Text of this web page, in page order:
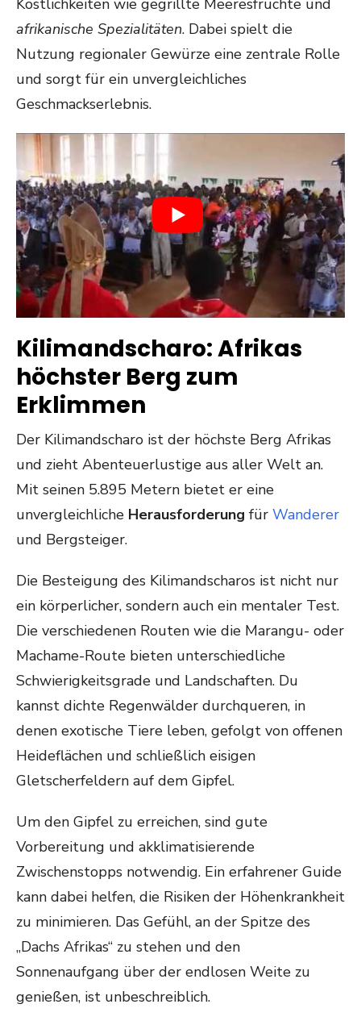
Köstlichkeiten wie gegrillte Meeresfrüchte und
afrikanische Spezialitäten. Dabei spielt die
Nutzung regionaler Gewürze eine zentrale Rolle
und sorgt für ein unvergleichliches
Geschmackserlebnis.
Kilimandscharo: Afrikas
höchster Berg zum
Erklimmen
Der Kilimandscharo ist der höchste Berg Afrikas
und zieht Abenteuerlustige aus aller Welt an.
Mit seinen 5.895 Metern bietet er eine
unvergleichliche Herausforderung für Wanderer
und Bergsteiger.
Die Besteigung des Kilimandscharos ist nicht nur
ein körperlicher, sondern auch ein mentaler Test.
Die verschiedenen Routen wie die Marangu- oder
Machame-Route bieten unterschiedliche
Schwierigkeitsgrade und Landschaften. Du
kannst dichte Regenwälder durchqueren, in
denen exotische Tiere leben, gefolgt von offenen
Heideflächen und schließlich eisigen
Gletscherfeldern auf dem Gipfel.
Um den Gipfel zu erreichen, sind gute
Vorbereitung und akklimatisierende
Zwischenstopps notwendig. Ein erfahrener Guide
kann dabei helfen, die Risiken der Höhenkrankheit
zu minimieren. Das Gefühl, an der Spitze des
„Dachs Afrikas“ zu stehen und den
Sonnenaufgang über der endlosen Weite zu
genießen, ist unbeschreiblich.